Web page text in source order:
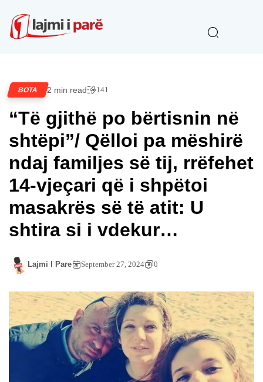
BOTA 2 min read 141
“Të gjithë po bërtisnin në
shtëpi”/ Qëlloi pa mëshirë
ndaj familjes së tij, rrëfehet
14-vjeçari që i shpëtoi
masakrës së të atit: U
shtira si i vdekur…
Lajmi I Pare September 27, 2024 0